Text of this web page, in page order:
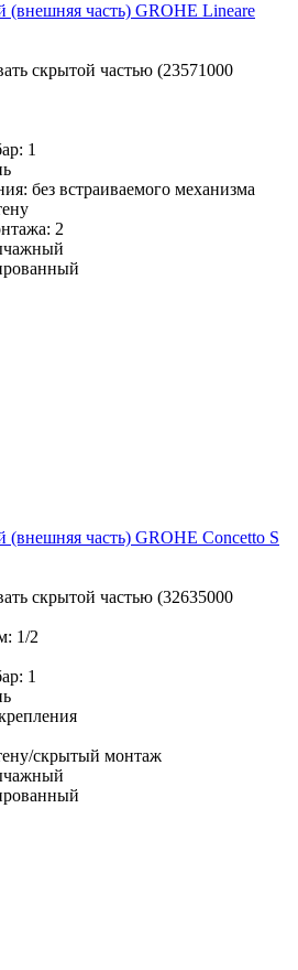
(внешняя часть) GROHE Lineare
скрытой частью (23571000
1
без встраиваемого механизма
2
(внешняя часть) GROHE Concetto S
скрытой частью (32635000
1/2
1
скрытый монтаж